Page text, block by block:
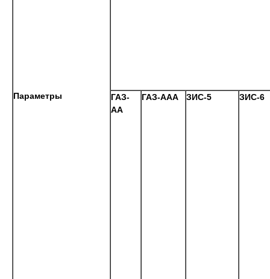
Параметры
ГАЗ-
АА
ГАЗ-ААА ЗИС-5 ЗИС-6